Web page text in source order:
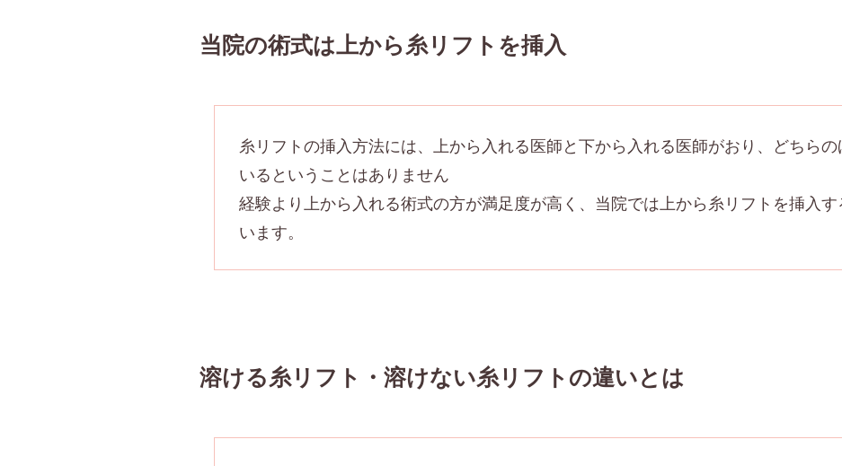
当院の術式は上から糸リフトを挿入
糸リフトの挿入方法には、上から入れる医師と下から入れる医師がおり、どちら
いるということはありません
経験より上から入れる術式の方が満足度が高く、当院では上から糸リフトを挿入
います。
溶ける糸リフト・溶けない糸リフトの違いとは